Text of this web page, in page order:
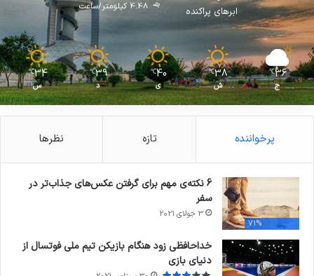
ابرهای پراکنده 4.48 کیلومتر/ساعت
36
℃
ج
38
℃
ش
40
℃
ی
39
℃
د
34
℃
س
پرخواننده تازه نظرها
71%
6 نکته‌ی مهم برای گرفتن عکس‌های جذاب‌تر در
سفر
3 جولای 2021
خداحافظی زود هنگام بازیکن تیم ملی فوتسال از
دنیای بازی